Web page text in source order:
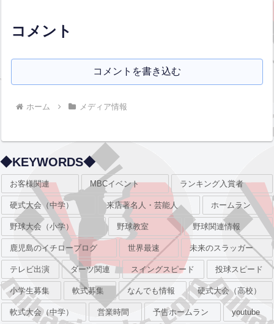
コメント
コメントを書き込む
ホーム メディア情報
◆KEYWORDS◆
お客様関連 MBCイベント ランキング入賞者
硬式大会（中学） 来店著名人・芸能人 ホームラン
野球大会（小学） 野球教室 野球関連情報
鹿児島のイチローブログ 世界最速 未来のスラッガー
テレビ出演 ダーツ関連 スイングスピード 投球スピード
小学生募集 軟式募集 なんでも情報 硬式大会（高校）
軟式大会（中学） 営業時間 予告ホームラン youtube